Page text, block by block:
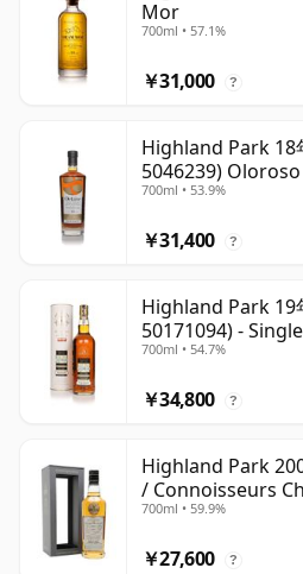
Mor
700ml • 57.1%
￥31,000 ?
Highland Park 18
5046239)
700ml • 53.9%
￥31,400 ?
Highland Park 19
50171094) -
700ml • 54.7%
￥34,800 ?
Highland Park
/ Connoisseurs
700ml • 59.9%
￥27,600 ?